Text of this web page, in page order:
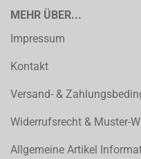
MEHR ÜBER...
Impressum
Kontakt
Versand- &
Widerrufsrecht & Muster-
Allgemeine Artikel